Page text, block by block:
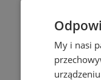
My i nasi